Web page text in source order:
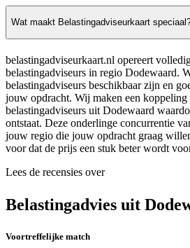
Wat maakt Belastingadviseurkaart
belastingadviseurkaart.nl opereert
belastingadviseurs in regio Dodewaard.
belastingadviseurs beschikbaar zijn en
jouw opdracht. Wij maken een koppeling
belastingadviseurs uit Dodewaard
ontstaat. Deze onderlinge concurrentie
jouw regio die jouw opdracht graag
voor dat de prijs een stuk beter wordt
Lees de recensies over
Belastingadvies uit
Voortreffelijke match